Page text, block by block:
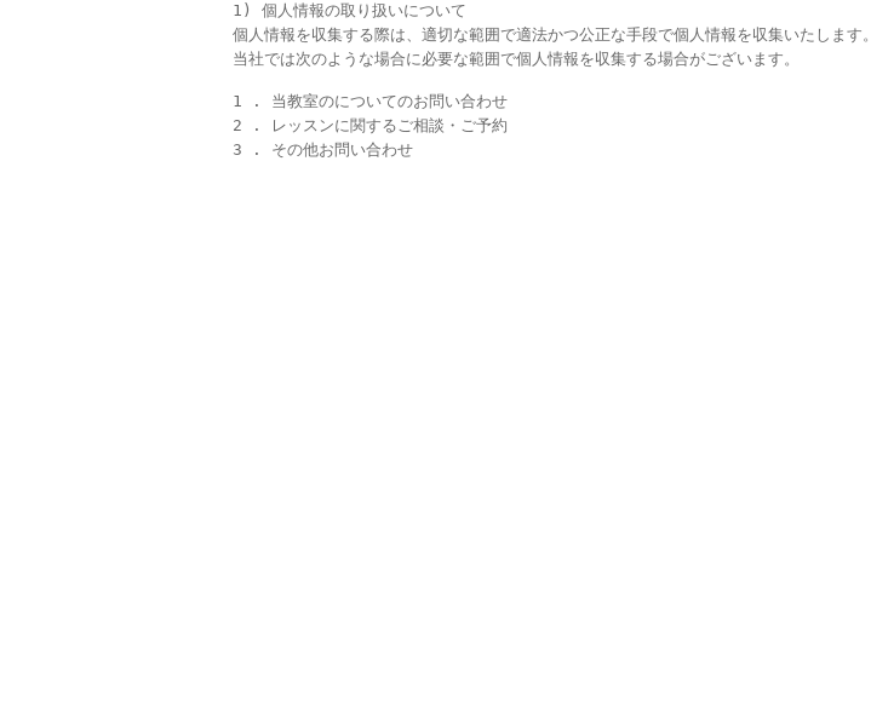
1) 個人情報の取り扱いについて
個人情報を収集する際は、適切な範囲で適法かつ公正な手段で個人情報を収集いたします。
当社では次のような場合に必要な範囲で個人情報を収集する場合がございます。
1 . 当教室のについてのお問い合わせ
2 . レッスンに関するご相談・ご予約
3 . その他お問い合わせ